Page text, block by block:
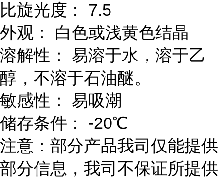
比旋光度： 7.5
外观： 白色或浅黄色结晶
溶解性： 易溶于水，溶于乙
醇，不溶于石油醚。
敏感性： 易吸潮
储存条件： -20℃
注意：部分产品我司仅能提供
部分信息，我司不保证所提供